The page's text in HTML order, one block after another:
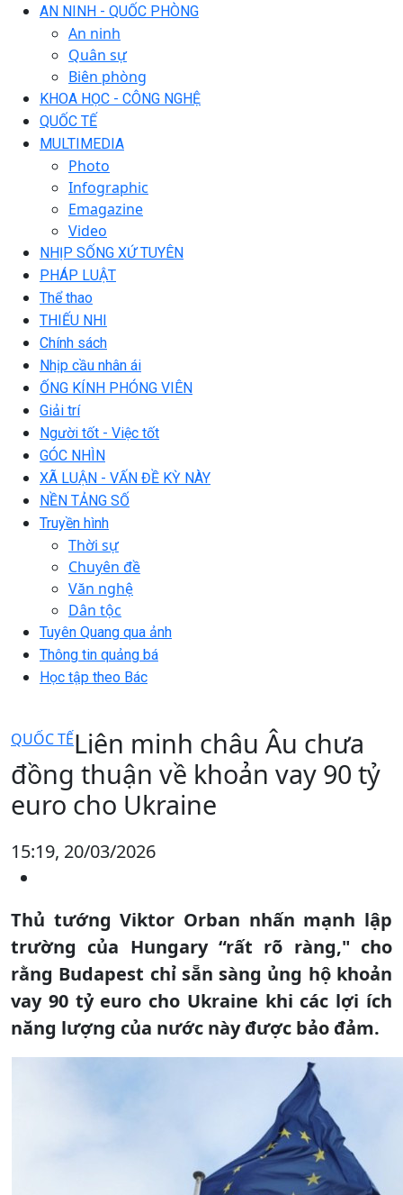
AN NINH - QUỐC PHÒNG
An ninh
Quân sự
Biên phòng
KHOA HỌC - CÔNG NGHỆ
QUỐC TẾ
MULTIMEDIA
Photo
Infographic
Emagazine
Video
NHỊP SỐNG XỨ TUYÊN
PHÁP LUẬT
Thể thao
THIẾU NHI
Chính sách
Nhịp cầu nhân ái
ỐNG KÍNH PHÓNG VIÊN
Giải trí
Người tốt - Việc tốt
GÓC NHÌN
XÃ LUẬN - VẤN ĐỀ KỲ NÀY
NỀN TẢNG SỐ
Truyền hình
Thời sự
Chuyên đề
Văn nghệ
Dân tộc
Tuyên Quang qua ảnh
Thông tin quảng bá
Học tập theo Bác
QUỐC TẾLiên minh châu Âu chưa
đồng thuận về khoản vay 90 tỷ
euro cho Ukraine
15:19, 20/03/2026
Thủ tướng Viktor Orban nhấn mạnh lập
trường của Hungary “rất rõ ràng," cho
rằng Budapest chỉ sẵn sàng ủng hộ khoản
vay 90 tỷ euro cho Ukraine khi các lợi ích
năng lượng của nước này được bảo đảm.